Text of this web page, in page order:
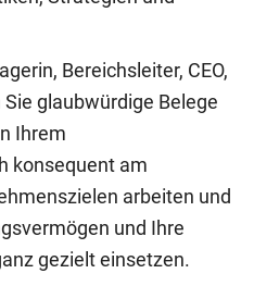
Bereichsleiter, CEO,
Sie glaubwürdige Belege
Ihrem
konsequent am
arbeiten und
und Ihre
gezielt einsetzen.